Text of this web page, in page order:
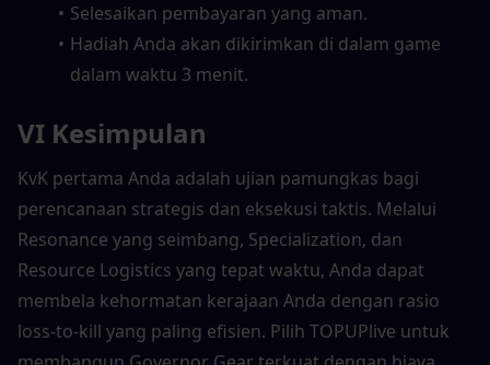
Selesaikan pembayaran yang aman.
Hadiah Anda akan dikirimkan di dalam game
dalam waktu 3 menit.
VI Kesimpulan
KvK pertama Anda adalah ujian pamungkas bagi
perencanaan strategis dan eksekusi taktis. Melalui
Resonance yang seimbang, Specialization, dan
Resource Logistics yang tepat waktu, Anda dapat
membela kehormatan kerajaan Anda dengan rasio
loss-to-kill yang paling efisien. Pilih TOPUPlive untuk